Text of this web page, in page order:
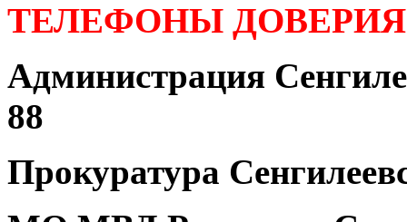
ТЕЛЕФОНЫ
Администрация
88
Прокуратура